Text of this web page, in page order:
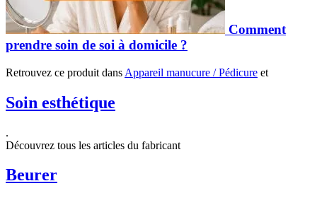
Comment
prendre soin de soi à domicile ?
Retrouvez ce produit dans Appareil manucure / Pédicure et
Soin esthétique
.
Découvrez tous les articles du fabricant
Beurer